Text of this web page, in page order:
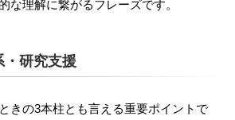
な理解に繋がるフレーズです。
・研究支援
きの3本柱とも言える重要ポイントで